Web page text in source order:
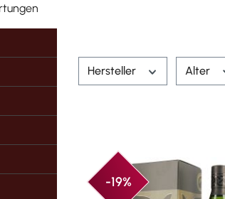
Hersteller Alter
-19%